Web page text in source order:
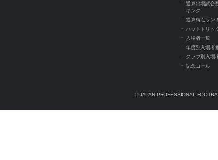
通算出場試合
キング
通算得点ラン
ハットトリッ
入場者一覧
年度別入場者
クラブ別入場
記念ゴール
© JAPAN PROFESSIONAL